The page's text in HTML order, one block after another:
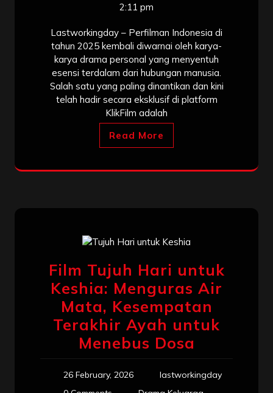
2:11 pm
Lastworkingday – Perfilman Indonesia di
tahun 2025 kembali diwarnai oleh karya-
karya drama personal yang menyentuh
esensi terdalam dari hubungan manusia.
Salah satu yang paling dinantikan dan kini
telah hadir secara eksklusif di platform
KlikFilm adalah
Read More
Film Tujuh Hari untuk
Keshia: Menguras Air
Mata, Kesempatan
Terakhir Ayah untuk
Menebus Dosa
26 February, 2026
lastworkingday